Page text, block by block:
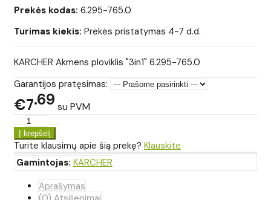
Prekės kodas: 6.295-765.0
Turimas kiekis: Prekės pristatymas 4-7 d.d.
KARCHER Akmens ploviklis "3in1" 6.295-765.0
Garantijos pratęsimas:
€7 69 su PVM
Turite klausimų apie šią prekę? Klauskite
Gamintojas: KARCHER
Aprašymas